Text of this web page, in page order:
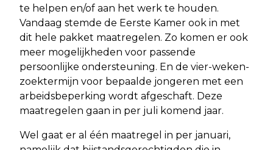
te helpen en/of aan het werk te houden.
Vandaag stemde de Eerste Kamer ook in met
dit hele pakket maatregelen. Zo komen er ook
meer mogelijkheden voor passende
persoonlijke ondersteuning. En de vier-weken-
zoektermijn voor bepaalde jongeren met een
arbeidsbeperking wordt afgeschaft. Deze
maatregelen gaan in per juli komend jaar.
Wel gaat er al één maatregel in per januari,